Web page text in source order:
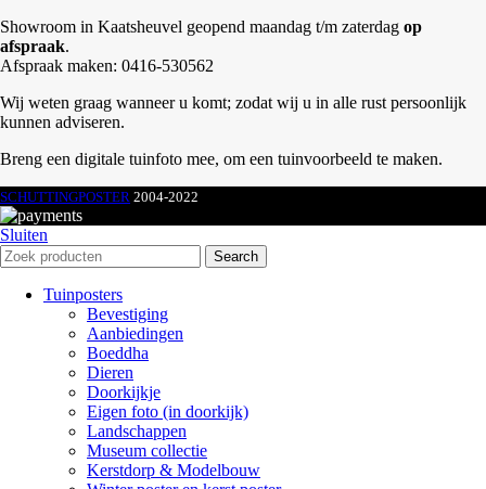
Showroom in Kaatsheuvel geopend maandag t/m zaterdag op
afspraak.
Afspraak maken: 0416-530562
Wij weten graag wanneer u komt; zodat wij u in alle rust persoonlijk
kunnen adviseren.
Breng een digitale tuinfoto mee, om een tuinvoorbeeld te maken.
SCHUTTINGPOSTER 2004-2022
Sluiten
Search
Tuinposters
Bevestiging
Aanbiedingen
Boeddha
Dieren
Doorkijkje
Eigen foto (in doorkijk)
Landschappen
Museum collectie
Kerstdorp & Modelbouw